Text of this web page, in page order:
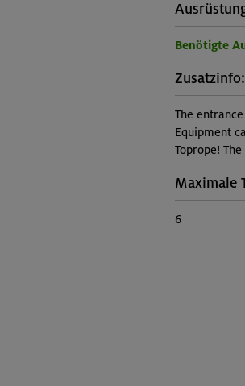
Benötigte
Zusatzinfo:
The
Equipment
Toprope!
Maximale
6